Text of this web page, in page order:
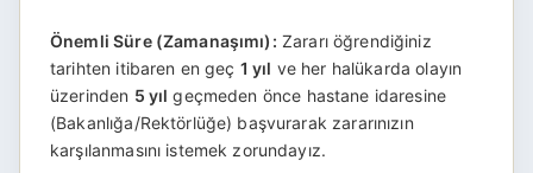
Önemli Süre (Zamanaşımı): Zararı öğrendiğiniz
tarihten itibaren en geç 1 yıl ve her halükarda olayın
üzerinden 5 yıl geçmeden önce hastane idaresine
(Bakanlığa/Rektörlüğe) başvurarak zararınızın
karşılanmasını istemek zorundayız.